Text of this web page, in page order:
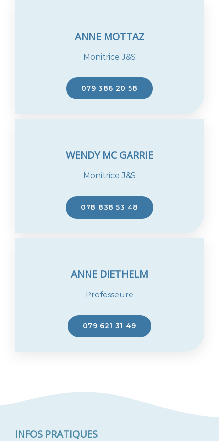
ANNE MOTTAZ
Monitrice J&S
079 386 20 58
WENDY MC GARRIE
Monitrice J&S
078 838 53 48
ANNE DIETHELM
Professeure
079 621 31 49
INFOS PRATIQUES